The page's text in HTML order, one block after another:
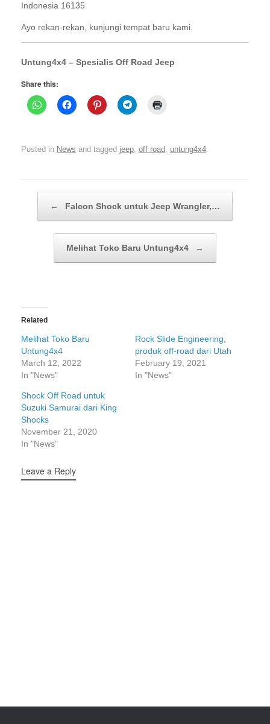
Indonesia 16135
Ayo rekan-rekan, kunjungi tempat baru kami.
Untung4x4 – Spesialis Off Road Jeep
Share this:
Posted in News and tagged jeep off road untung4x4
← Falcon Shock untuk Jeep Wrangler,…
Melihat Toko Baru Untung4x4 →
Related
Melihat Toko Baru
Untung4x4
March 12, 2022
In "News"
Rock Slide Engineering,
produk off-road dari Utah
February 19, 2021
In "News"
Shock Off Road untuk
Suzuki Samurai dari King
Shocks
November 21, 2020
In "News"
Leave a Reply